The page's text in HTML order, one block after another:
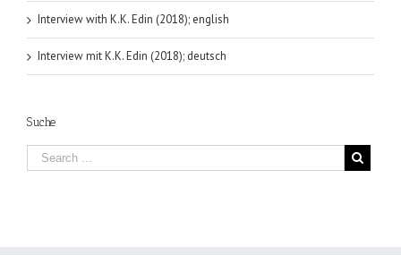
Interview with K.K. Edin (2018); english
Interview mit K.K. Edin (2018); deutsch
Suche